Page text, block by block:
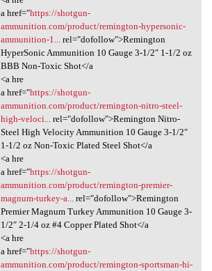
a href="https://shotgun-
ammunition.com/product/remington-hypersonic-
ammunition-1...rel="dofollow">Remington
HyperSonic Ammunition 10 Gauge 3-1/2″ 1-1/2 oz
BBB Non-Toxic Shot</a
<a hre
a href="https://shotgun-
ammunition.com/product/remington-nitro-steel-
high-veloci...rel="dofollow">Remington Nitro-
Steel High Velocity Ammunition 10 Gauge 3-1/2″
1-1/2 oz Non-Toxic Plated Steel Shot</a
<a hre
a href="https://shotgun-
ammunition.com/product/remington-premier-
magnum-turkey-a...rel="dofollow">Remington
Premier Magnum Turkey Ammunition 10 Gauge 3-
1/2″ 2-1/4 oz #4 Copper Plated Shot</a
<a hre
a href="https://shotgun-
ammunition.com/product/remington-sportsman-hi-